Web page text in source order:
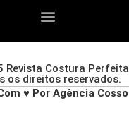
Revista Costura Perfeita
os direitos reservados.
♥ Por Agência Cosso